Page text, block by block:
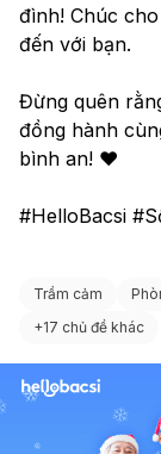
đình! Chúc
đến với bạn.
Đừng quên
đồng hành
bình an! ❤️
#HelloBacsi
Trầm cảm
+17 chủ đề khác